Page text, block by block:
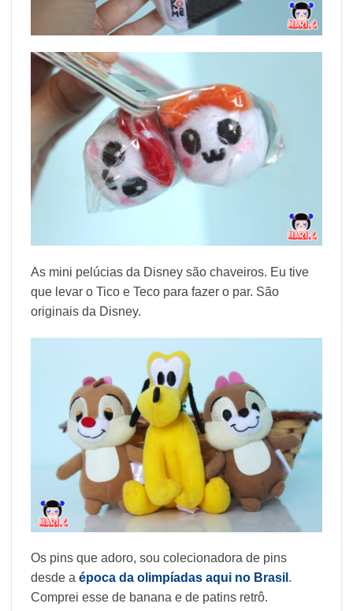
As mini pelúcias da Disney são chaveiros. Eu tive
que levar o Tico e Teco para fazer o par. São
originais da Disney.
Os pins que adoro, sou colecionadora de pins
desde a época da olimpíadas aqui no Brasil .
Comprei esse de banana e de patins retrô.